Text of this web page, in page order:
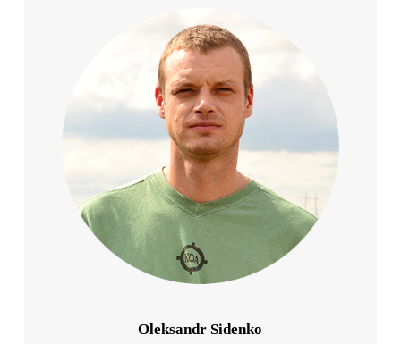
Oleksandr Sidenko